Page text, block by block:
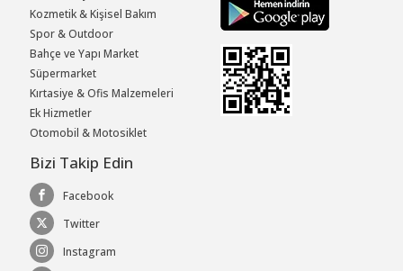
Kozmetik & Kişisel Bakım
Spor & Outdoor
Bahçe ve Yapı Market
Süpermarket
Kırtasiye & Ofis Malzemeleri
Ek Hizmetler
Otomobil & Motosiklet
Bizi Takip Edin
Facebook
Twitter
Instagram